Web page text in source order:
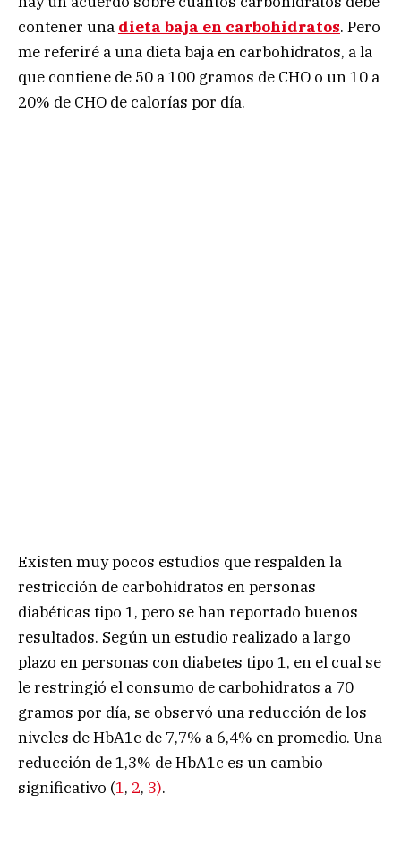
contener una dieta baja en carbohidratos. Pero
me referiré a una dieta baja en carbohidratos, a la
que contiene de 50 a 100 gramos de CHO o un 10 a
20% de CHO de calorías por día.
Existen muy pocos estudios que respalden la
restricción de carbohidratos en personas
diabéticas tipo 1, pero se han reportado buenos
resultados. Según un estudio realizado a largo
plazo en personas con diabetes tipo 1, en el cual se
le restringió el consumo de carbohidratos a 70
gramos por día, se observó una reducción de los
niveles de HbA1c de 7,7% a 6,4% en promedio. Una
reducción de 1,3% de HbA1c es un cambio
significativo (1, 2, 3).